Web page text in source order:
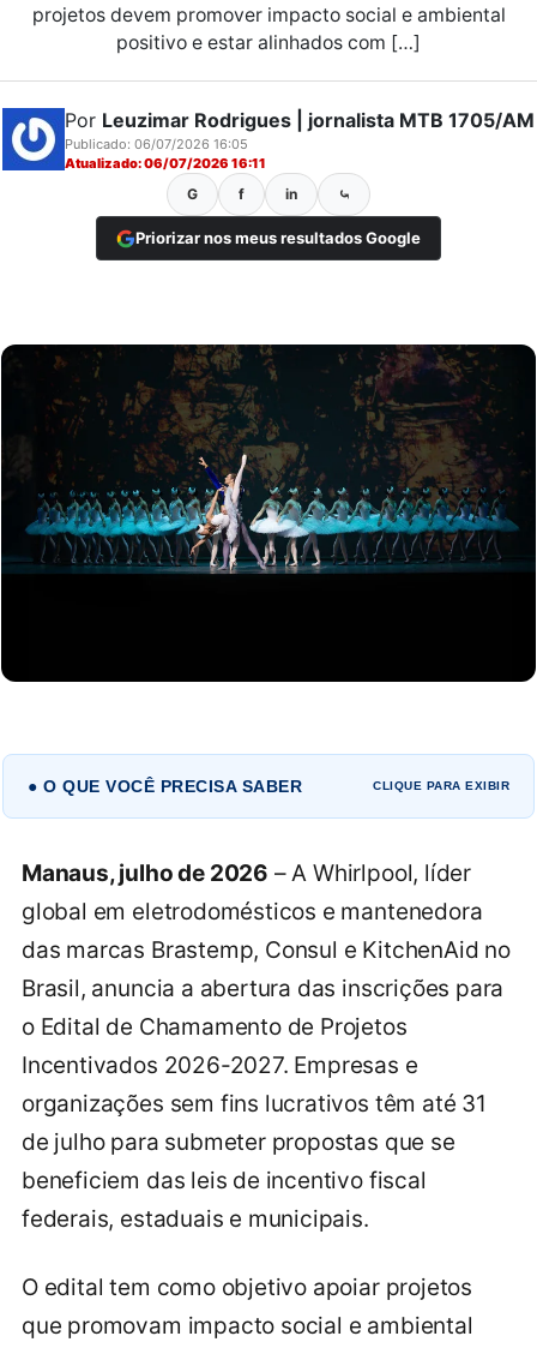
projetos devem promover impacto social e ambiental
positivo e estar alinhados com […]
Por Leuzimar Rodrigues | jornalista MTB 1705/AM
Publicado: 06/07/2026 16:05
Atualizado: 06/07/2026 16:11
G f in ⤿
Priorizar nos meus resultados Google
● O QUE VOCÊ PRECISA SABER CLIQUE PARA EXIBIR
Manaus, julho de 2026 – A Whirlpool, líder
global em eletrodomésticos e mantenedora
das marcas Brastemp, Consul e KitchenAid no
Brasil, anuncia a abertura das inscrições para
o Edital de Chamamento de Projetos
Incentivados 2026-2027. Empresas e
organizações sem fins lucrativos têm até 31
de julho para submeter propostas que se
beneficiem das leis de incentivo fiscal
federais, estaduais e municipais.
O edital tem como objetivo apoiar projetos
que promovam impacto social e ambiental